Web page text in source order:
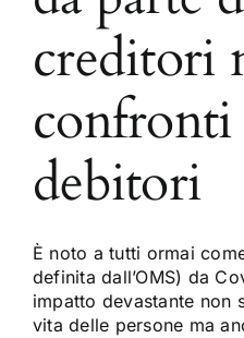
creditori
confronti
debitori
È noto a tutti ormai
definita dall’OMS) da
impatto devastante non
vita delle persone ma